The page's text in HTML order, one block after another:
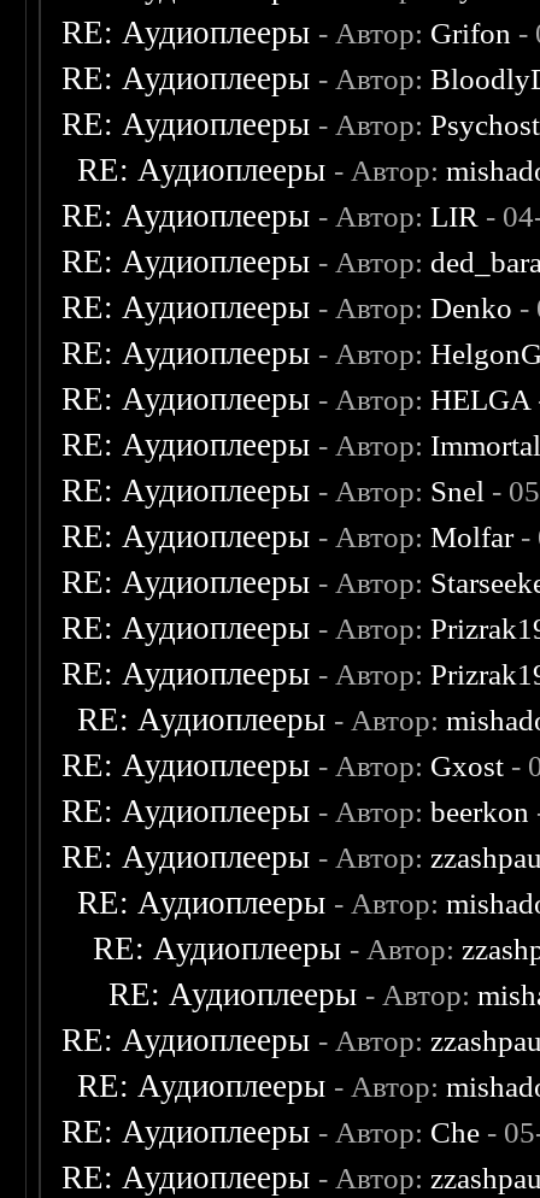
RE: Аудиоплееры - Автор: Grifon -
RE: Аудиоплееры - Автор:
RE: Аудиоплееры - Автор:
RE: Аудиоплееры - Автор:
RE: Аудиоплееры - Автор:LIR -
RE: Аудиоплееры - Автор:
RE: Аудиоплееры - Автор:Denko -
RE: Аудиоплееры - Автор:
RE: Аудиоплееры - Автор:HELGA
RE: Аудиоплееры - Автор:
RE: Аудиоплееры - Автор: Snel -
RE: Аудиоплееры - Автор:Molfar-
RE: Аудиоплееры - Автор:
RE: Аудиоплееры - Автор:
RE: Аудиоплееры - Автор:
RE: Аудиоплееры - Автор:
RE: Аудиоплееры - Автор: Gxost -
RE: Аудиоплееры - Автор:beerkon
RE: Аудиоплееры - Автор:
RE: Аудиоплееры - Автор:
RE: Аудиоплееры - Автор:
RE: Аудиоплееры - Автор:
RE: Аудиоплееры - Автор:
RE: Аудиоплееры - Автор:
RE: Аудиоплееры - Автор: Che -
RE: Аудиоплееры - Автор: